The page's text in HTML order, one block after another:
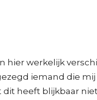
hier werkelijk
iemand die
heeft blijkbaar